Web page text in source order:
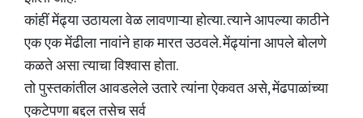
कांहीं मेंढ्या उठायला वेळ लावणाऱ्या होत्या. त्याने आपल्या काठीने
एक एक मेंढीला नावांने हाक मारत उठवले. मेंढ्यांना आपले बोलणे
कळते असा त्याचा विश्वास होता.
तो पुस्तकांतील आवडलेले उतारे त्यांना ऐकवत असे, मेंढपाळांच्या
एकटेपणा बद्दल तसेच सर्व